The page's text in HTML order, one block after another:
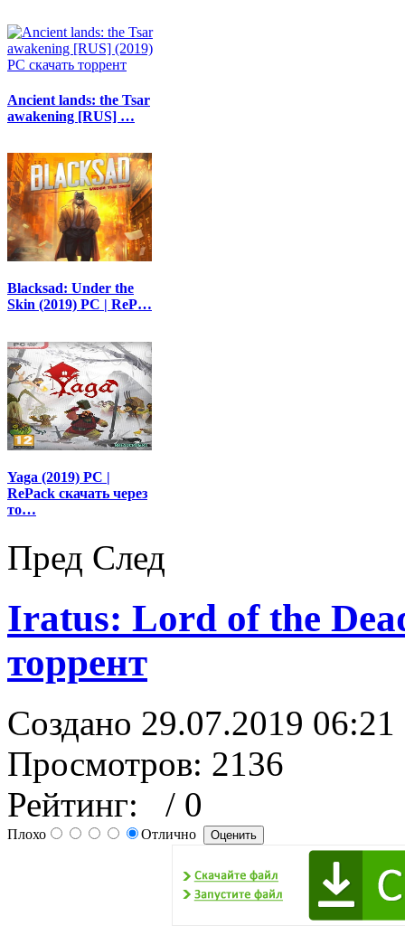
Ancient lands: the Tsar
awakening [RUS] …
Blacksad: Under the
Skin (2019) PC | ReP…
Yaga (2019) PC |
RePack скачать через
то…
Пред След
Iratus: Lord of the
торрент
Создано 29.07.2019 06:21
Просмотров: 2136
Рейтинг:
/ 0
Плохо Отлично